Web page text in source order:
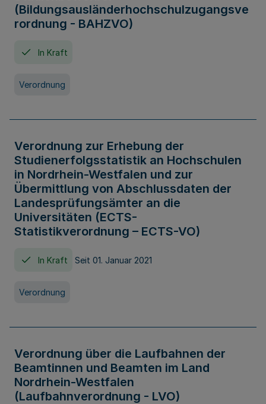
(Bildungsausländerhochschulzugangsve
rordnung - BAHZVO)
In Kraft
Verordnung
Verordnung zur Erhebung der
Studienerfolgsstatistik an Hochschulen
in Nordrhein-Westfalen und zur
Übermittlung von Abschlussdaten der
Landesprüfungsämter an die
Universitäten (ECTS-
Statistikverordnung – ECTS-VO)
In Kraft Seit 01. Januar 2021
Verordnung
Verordnung über die Laufbahnen der
Beamtinnen und Beamten im Land
Nordrhein-Westfalen
(Laufbahnverordnung - LVO)